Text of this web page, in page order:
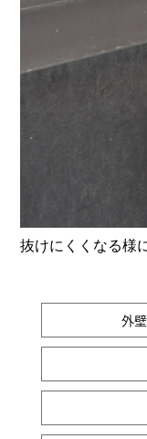
抜けにくくなる様
外